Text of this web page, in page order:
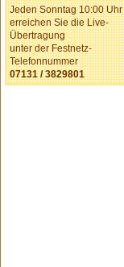
Jeden Sonntag 10:00 Uhr
erreichen Sie die Live-
Übertragung
unter der Festnetz-
Telefonnummer
07131 / 3829801